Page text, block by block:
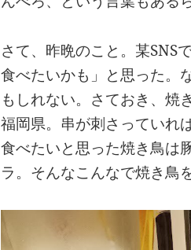
さて、昨晩のこと。某SNS
食べたいかも」と思った。
もしれない。さておき、焼
福岡県。串が刺さっていれ
食べたいと思った焼き鳥は
ラ。そんなこんなで焼き鳥